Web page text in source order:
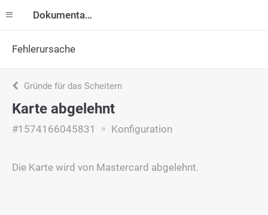
Dokumentation
Fehlerursache
Gründe für das Scheitern
Karte abgelehnt
#1574166045831 Konfiguration
Die Karte wird von Mastercard abgelehnt.